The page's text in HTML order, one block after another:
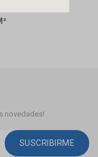
novedades!
SUSCRIBIRME